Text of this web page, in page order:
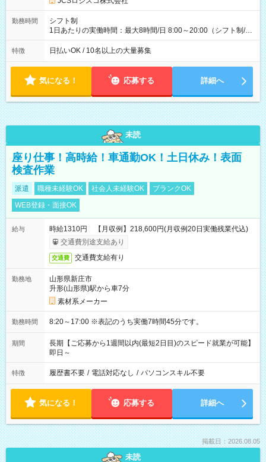
(日休み) ■月収80万円(43歳男性/墨田区在住)※元営業 1日200個
勤務時間
シフト制
1日あたりの実働時間：最大8時間/日 8:00～20:00（シフト制/実
働8時間） ※週5日勤務（場所次第では週4も有り） ※配達状況
によって時間外での勤務可能性有り ※案件により多少の前後あ
特徴 日払いOK / 10名以上の大量募集
気になる！ 応募する 詳細へ
未読
座り仕事！高時給！車通勤OK！土日休み！表面
検査作業
派遣 職種未経験OK 社会人未経験OK
ブランクOK
WEB登録・面接OK
給与
時給1310円 【月収例】218,600円(月収例20日実働残業代込)
交通費別途支給あり
交通費 交通費支給有り
勤務地
山形県新庄市
升形(山形県)駅から車7分
素材系メーカー
勤務時間 8:20～17:00 ※表記のうち実働7時間45分です。
期間
長期【ご応募から1週間以内(最短2日目)のスピード就業が可能】
即日～
特徴 履歴書不要 / 電話対応なし / パソコンスキル不要
気になる！ 応募する 詳細へ
掲載日：2026.08.05
未読